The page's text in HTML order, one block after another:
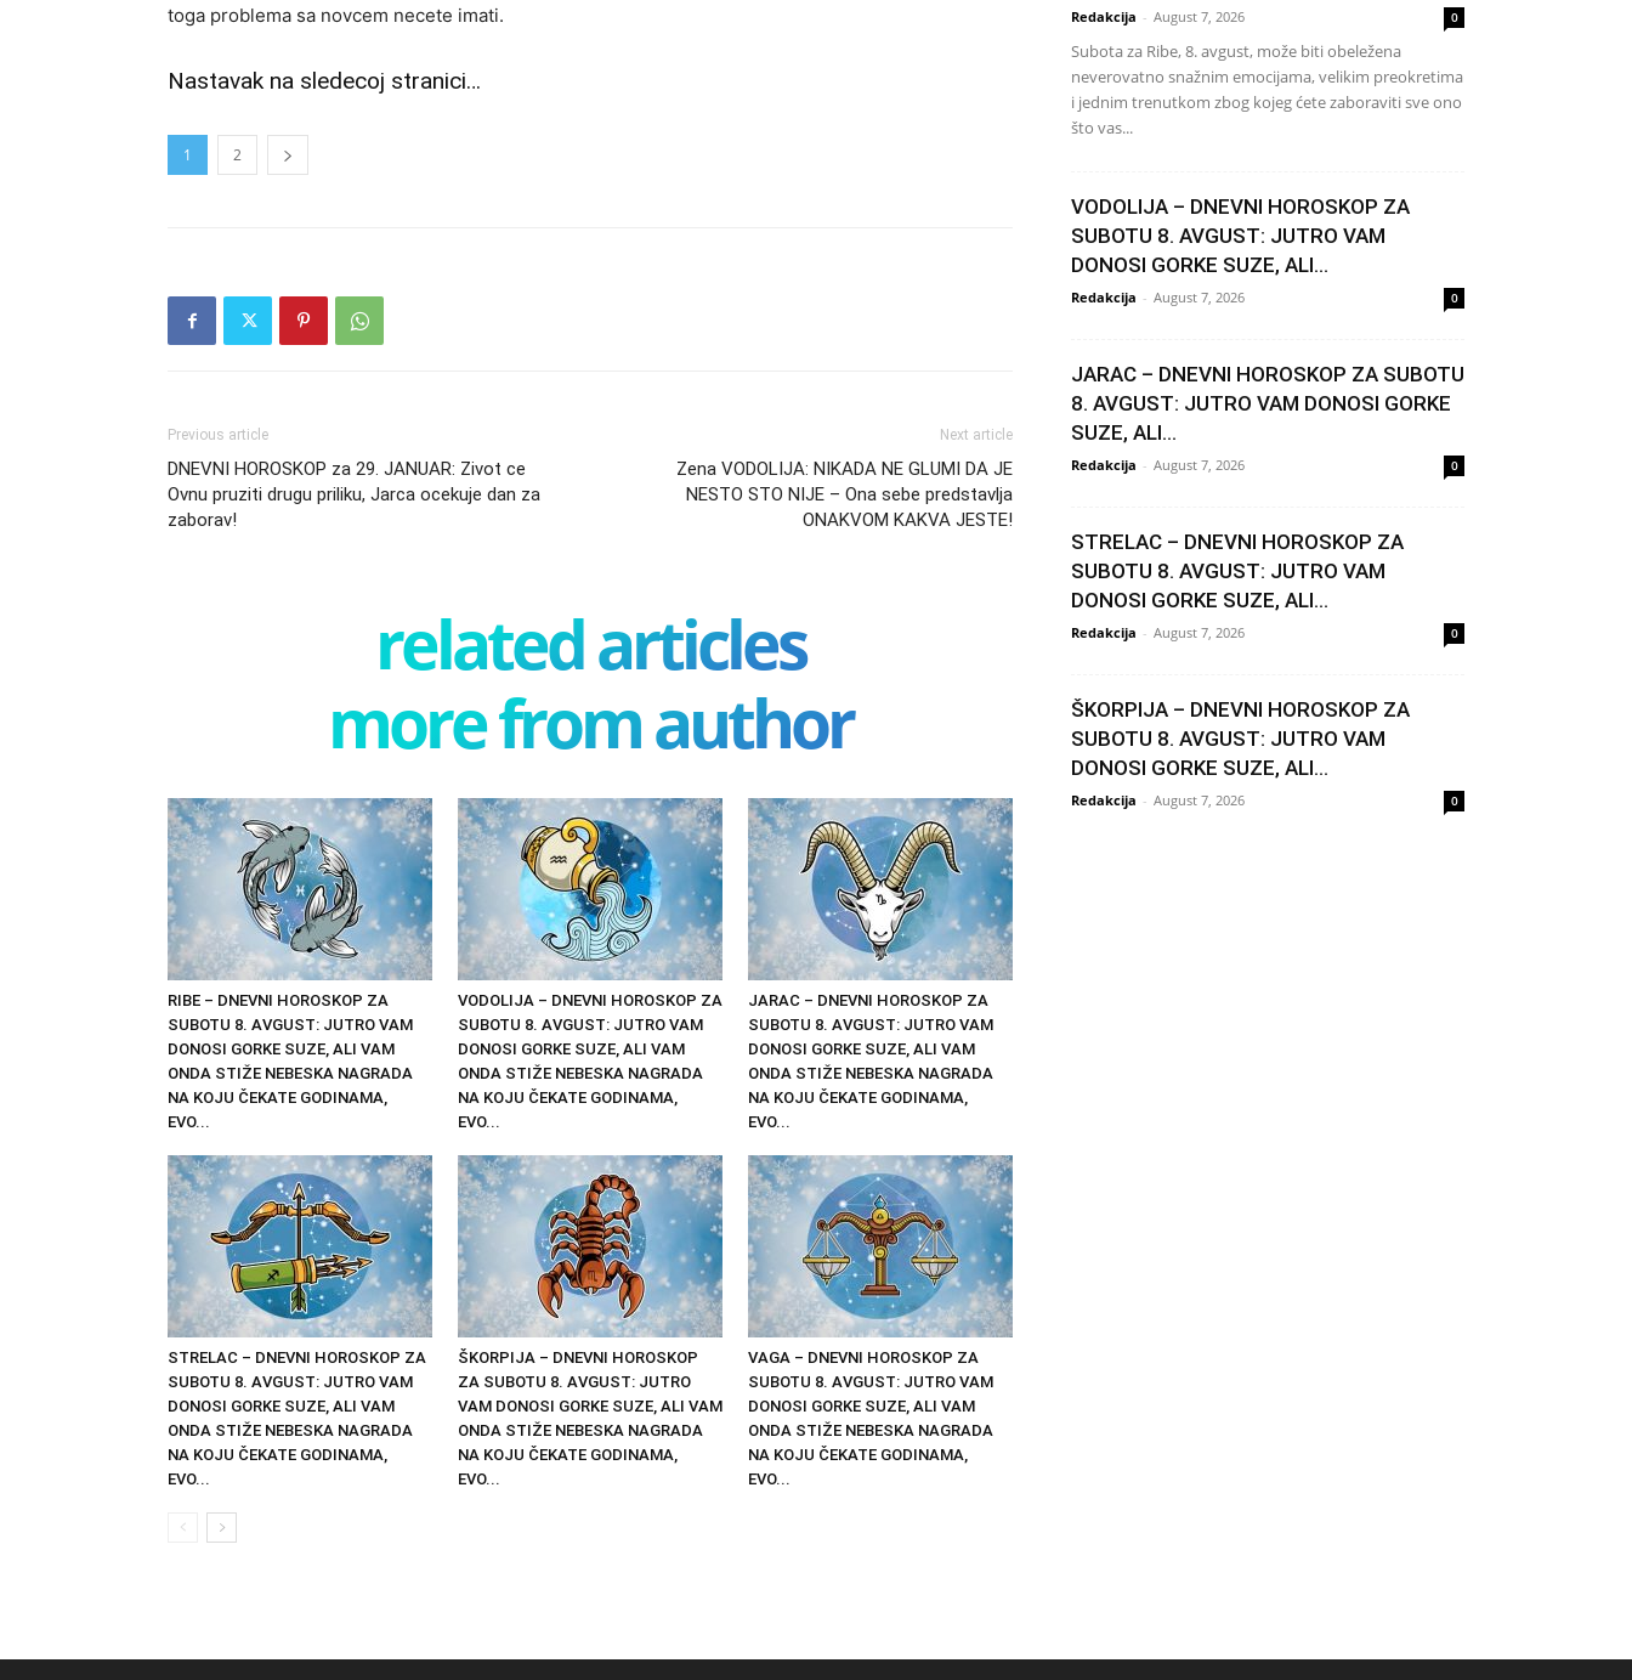
toga problema sa novcem necete imati.
Nastavak na sledecoj stranici…
1 2
Previous article
DNEVNI HOROSKOP za 29. JANUAR: Zivot ce
Ovnu pruziti drugu priliku, Jarca ocekuje dan za
zaborav!
Next article
Zena VODOLIJA: NIKADA NE GLUMI DA JE
NESTO STO NIJE – Ona sebe predstavlja
ONAKVOM KAKVA JESTE!
related articles
more from author
RIBE – DNEVNI HOROSKOP ZA
SUBOTU 8. AVGUST: JUTRO VAM
DONOSI GORKE SUZE, ALI VAM
ONDA STIŽE NEBESKA NAGRADA
NA KOJU ČEKATE GODINAMA,
EVO...
VODOLIJA – DNEVNI HOROSKOP ZA
SUBOTU 8. AVGUST: JUTRO VAM
DONOSI GORKE SUZE, ALI VAM
ONDA STIŽE NEBESKA NAGRADA
NA KOJU ČEKATE GODINAMA,
EVO...
JARAC – DNEVNI HOROSKOP ZA
SUBOTU 8. AVGUST: JUTRO VAM
DONOSI GORKE SUZE, ALI VAM
ONDA STIŽE NEBESKA NAGRADA
NA KOJU ČEKATE GODINAMA,
EVO...
STRELAC – DNEVNI HOROSKOP ZA
SUBOTU 8. AVGUST: JUTRO VAM
DONOSI GORKE SUZE, ALI VAM
ONDA STIŽE NEBESKA NAGRADA
NA KOJU ČEKATE GODINAMA,
EVO...
ŠKORPIJA – DNEVNI HOROSKOP
ZA SUBOTU 8. AVGUST: JUTRO
VAM DONOSI GORKE SUZE, ALI VAM
ONDA STIŽE NEBESKA NAGRADA
NA KOJU ČEKATE GODINAMA,
EVO...
VAGA – DNEVNI HOROSKOP ZA
SUBOTU 8. AVGUST: JUTRO VAM
DONOSI GORKE SUZE, ALI VAM
ONDA STIŽE NEBESKA NAGRADA
NA KOJU ČEKATE GODINAMA,
EVO...
Redakcija - August 7, 2026 0
Subota za Ribe, 8. avgust, može biti obeležena
neverovatno snažnim emocijama, velikim preokretima
i jednim trenutkom zbog kojeg ćete zaboraviti sve ono
što vas...
VODOLIJA – DNEVNI HOROSKOP ZA
SUBOTU 8. AVGUST: JUTRO VAM
DONOSI GORKE SUZE, ALI...
Redakcija - August 7, 2026 0
JARAC – DNEVNI HOROSKOP ZA SUBOTU
8. AVGUST: JUTRO VAM DONOSI GORKE
SUZE, ALI...
Redakcija - August 7, 2026 0
STRELAC – DNEVNI HOROSKOP ZA
SUBOTU 8. AVGUST: JUTRO VAM
DONOSI GORKE SUZE, ALI...
Redakcija - August 7, 2026 0
ŠKORPIJA – DNEVNI HOROSKOP ZA
SUBOTU 8. AVGUST: JUTRO VAM
DONOSI GORKE SUZE, ALI...
Redakcija - August 7, 2026 0